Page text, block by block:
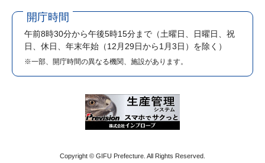
開庁時間
午前8時30分から午後5時15分まで （土曜日、日曜日、祝
日、休日、年末年始（12月29日から1月3日）を除く）
※一部、開庁時間の異なる機関、施設があります。
Copyright © GIFU Prefecture. All Rights Reserved.